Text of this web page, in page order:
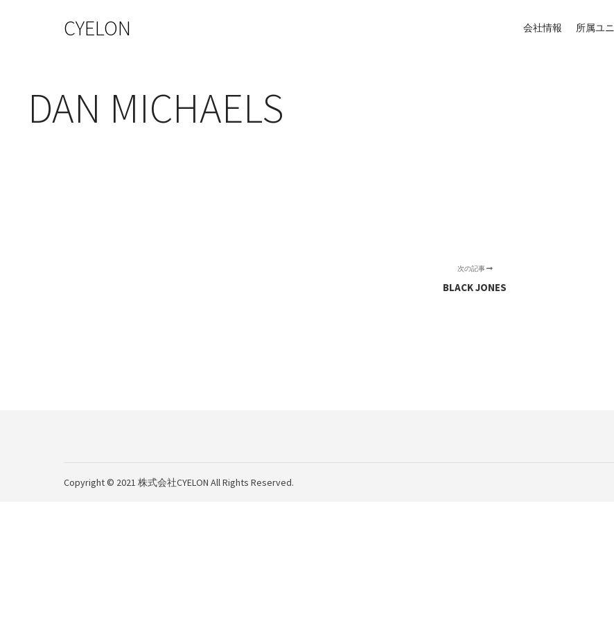
CYELON 会社情報 所属ユ
DAN MICHAELS
次の記事
BLACK JONES
Copyright © 2021 株式会社CYELON All Rights Reserved.